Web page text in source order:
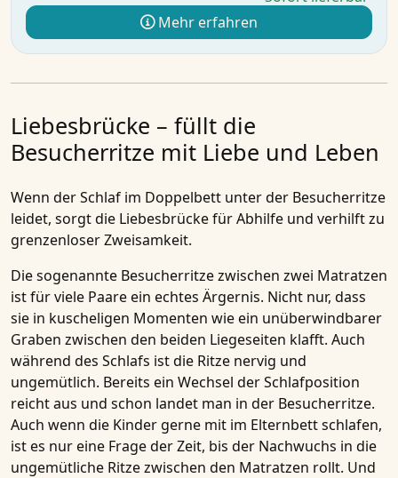
Mehr erfahren
Liebesbrücke – füllt die
Besucherritze mit Liebe und Leben
Wenn der Schlaf im Doppelbett unter der Besucherritze
leidet, sorgt die Liebesbrückefür Abhilfe und verhilft zu
grenzenloser Zweisamkeit.
Die sogenannte Besucherritze zwischen zwei Matratzen
ist für viele Paare ein echtes Ärgernis. Nicht nur, dass
sie in kuscheligen Momenten wie ein unüberwindbarer
Graben zwischen den beiden Liegeseiten klafft. Auch
während des Schlafs ist die Ritze nervig und
ungemütlich. Bereits ein Wechsel der Schlafposition
reicht aus und schon landet man in der Besucherritze.
Auch wenn die Kinder gerne mit im Elternbett schlafen,
ist es nur eine Frage der Zeit, bis der Nachwuchs in die
ungemütliche Ritze zwischen den Matratzen rollt. Und